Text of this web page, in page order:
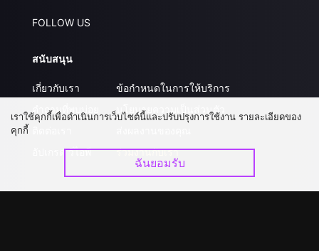
FOLLOW US
สนับสนุน
เกี่ยวกับเรา
คำถามที่พบบ่อย
อัปเกรด วีไอพี
ข้อกำหนดในการให้บริการ
นโยบายความเป็นส่วนตัว
ร่วมงานกับเรา
เราใช้คุกกี้เพื่อดำเนินการเว็บไซต์นี้และปรับปรุงการใช้งาน รายละเอียดของ
คุกกี้
ฉันยอมรับ